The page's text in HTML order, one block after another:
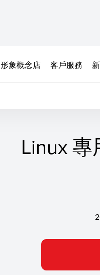
形象概念店 客戶服務
Linux 專